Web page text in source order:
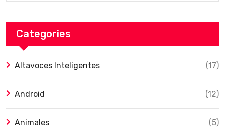
Categories
Altavoces Inteligentes (17)
Android (12)
Animales (5)